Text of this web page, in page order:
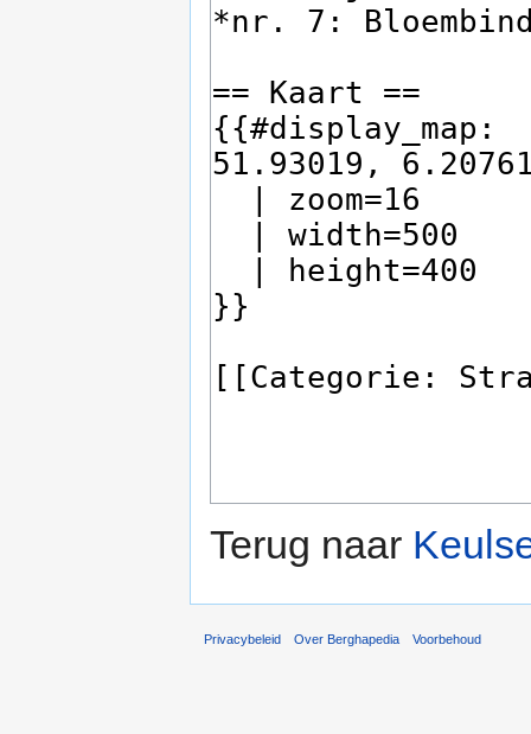
Terug naar
Privacybeleid Over Berghapedia Voorbehoud